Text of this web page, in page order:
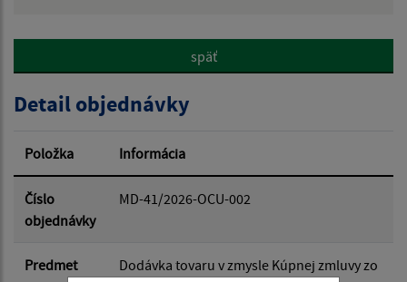
Hľadať v:
Dátum od:
Dátum do:
späť
Detail objednávky
Položka Informácia
Číslo
objednávky
MD-41/2026-OCU-002
Predmet
Dodávka tovaru v zmysle Kúpnej zmluvy zo